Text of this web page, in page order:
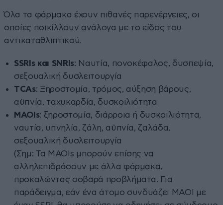
Όλα τα φάρμακα έχουν πιθανές παρενέργειες, οι
οποίες ποικίλλουν ανάλογα με το είδος του
αντικαταθλιπτικού.
SSRIs και SNRIs: Ναυτία, πονοκέφαλος, δυσπεψία,
σεξουαλική δυσλειτουργία
TCAs: Ξηροστομία, τρόμος, αύξηση βάρους,
αϋπνία, ταχυκαρδία, δυσκοιλιότητα
MAOIs: ξηροστομία, διάρροια ή δυσκοιλιότητα,
ναυτία, υπνηλία, ζάλη, αϋπνία, ζαλάδα,
σεξουαλική δυσλειτουργία
(Σημ: Τα ΜΑΟΙs μπορούν επίσης να
αλληλεπιδράσουν με άλλα φάρμακα,
προκαλώντας σοβαρά προβλήματα. Για
παράδειγμα, εάν ένα άτομο συνδυάζει MAOI με